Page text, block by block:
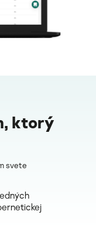
ktorý
svete